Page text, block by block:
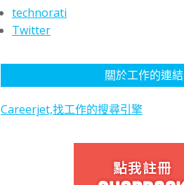
technorati
Twitter
關於工作的連結
Careerjet,找工作的搜尋引擎